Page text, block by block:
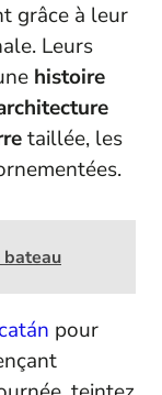
grâce à leur
Leurs
histoire
taillée, les
bateau
pour